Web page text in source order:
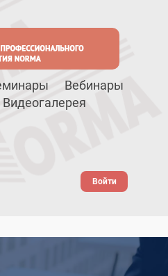
Вебинары
Видеогалерея
Войти